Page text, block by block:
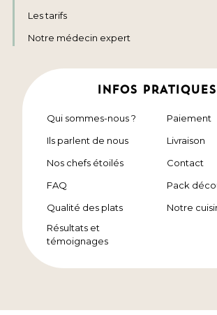
Les tarifs
Notre médecin expert
INFOS PRATIQUES
Qui sommes-nous ?
Ils parlent de nous
Nos chefs étoilés
FAQ
Qualité des plats
Résultats et
témoignages
Paiement
Livraison
Contact
Pack
Notre